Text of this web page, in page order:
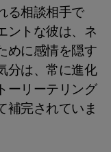
る相談相手で
ントな彼は、ネ
めに感情を隠す
分は、常に進化
ーリーテリング
補完されていま